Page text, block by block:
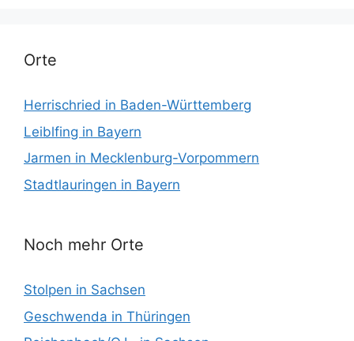
Orte
Herrischried in Baden-Württemberg
Leiblfing in Bayern
Jarmen in Mecklenburg-Vorpommern
Stadtlauringen in Bayern
Noch mehr Orte
Stolpen in Sachsen
Geschwenda in Thüringen